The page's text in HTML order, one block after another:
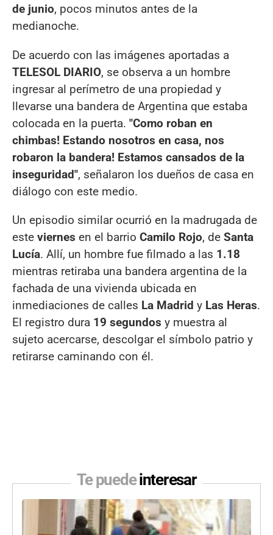
de junio, pocos minutos antes de la
medianoche.
De acuerdo con las imágenes aportadas a
TELESOL DIARIO, se observa a un hombre
ingresar al perímetro de una propiedad y
llevarse una bandera de Argentina que estaba
colocada en la puerta. "Como roban en
chimbas! Estando nosotros en casa, nos
robaron la bandera! Estamos cansados de la
inseguridad", señalaron los dueños de casa en
diálogo con este medio.
Un episodio similar ocurrió en la madrugada de
este viernes en el barrio Camilo Rojo, de Santa
Lucía. Allí, un hombre fue filmado a las 1.18
mientras retiraba una bandera argentina de la
fachada de una vivienda ubicada en
inmediaciones de calles La Madrid y Las Heras.
El registro dura 19 segundos y muestra al
sujeto acercarse, descolgar el símbolo patrio y
retirarse caminando con él.
Te puedeinteresar